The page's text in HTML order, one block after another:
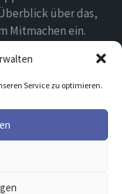
Service zu optimieren.
über das,
Mitmachen ein.
wohlfühlen.